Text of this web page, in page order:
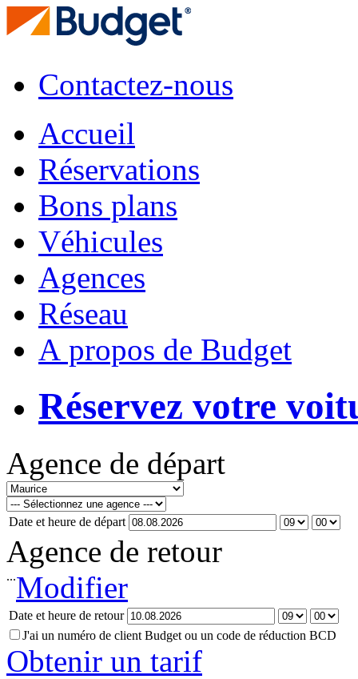
Contactez-nous
Accueil
Réservations
Bons plans
Véhicules
Agences
Réseau
A propos de Budget
Réservez votre
Agence de départ
Date et heure de départ
Agence de retour
...Modifier
Date et heure de retour
J'ai un numéro de client Budget ou un code de réduction BCD
Obtenir un tarif